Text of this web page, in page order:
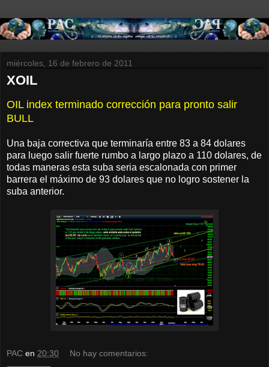
miércoles, 16 de febrero de 2011
XOIL
OIL index terminado corrección para pronto salir
BULL
Una baja correctiva que terminaría entre 83 a 84 dolares
para luego salir fuerte rumbo a largo plazo a 110 dolares, de
todas maneras esta suba seria escalonada con primer
barrera el máximo de 93 dolares que no logro sostener la
suba anterior.
PAC en 20:30 No hay comentarios: